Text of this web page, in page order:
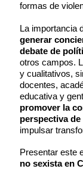
formas de
La importancia
generar
debate de
otros campos.
y cualitativos,
docentes,
educativa y
promover la
perspectiva de
impulsar
Presentar este
no sexista en